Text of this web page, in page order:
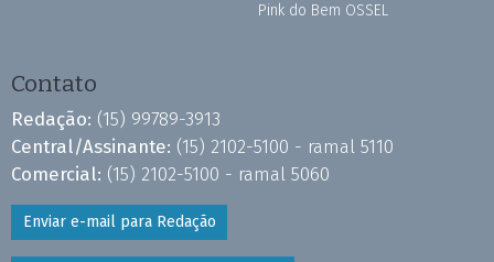
Pink do Bem OSSEL
Contato
Redação: (15) 99789-3913
Central/Assinante: (15) 2102-5100 - ramal 5110
Comercial: (15) 2102-5100 - ramal 5060
Enviar e-mail para Redação